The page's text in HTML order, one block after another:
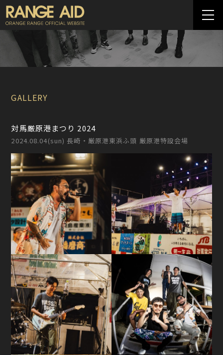
GALLERY
対馬厳原港まつり 2024
2024.08.04(sun) 長崎・厳原港東浜ふ頭 厳原港特設会場